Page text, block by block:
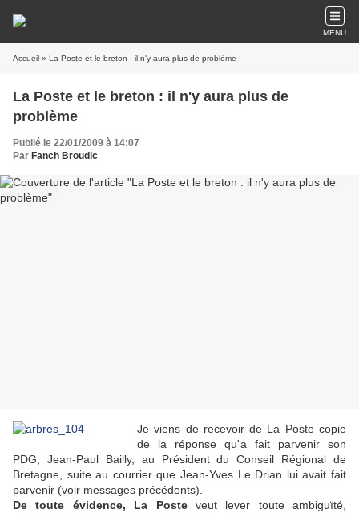
MENU
Accueil » La Poste et le breton : il n'y aura plus de problème
La Poste et le breton : il n'y aura plus de
problème
Publié le 22/01/2009 à 14:07
Par Fanch Broudic
Je viens de recevoir de La Poste copie
de la réponse qu'a fait parvenir son
PDG, Jean-Paul Bailly, au Président du Conseil Régional de
Bretagne, suite au courrier que Jean-Yves Le Drian lui avait fait
parvenir (voir messages précédents).
De toute évidence, La Poste veut lever toute ambiguïté,